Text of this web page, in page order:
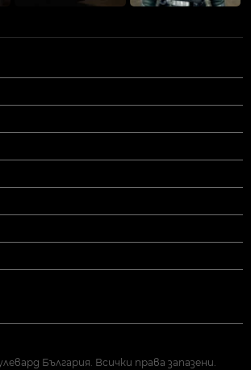
България. Всички права запазени.